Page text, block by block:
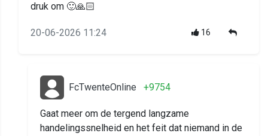
druk om 🙂🙏🏻
20-06-2026 11:24 16
FcTwenteOnline +9754
Gaat meer om de tergend langzame
handelingssnelheid en het feit dat niemand in de